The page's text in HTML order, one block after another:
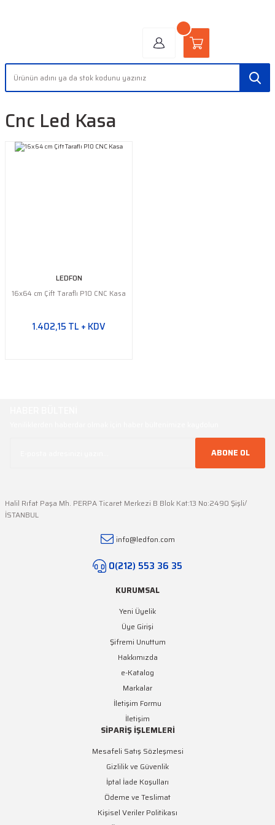
Cnc Led Kasa
LEDFON
16x64 cm Çift Taraflı P10 CNC Kasa
1.402,15 TL + KDV
ABONE OL
Halil Rıfat Paşa Mh. PERPA Ticaret Merkezi B Blok Kat:13 No:2490 Şişli/
İSTANBUL
info@ledfon.com
0(212) 553 36 35
KURUMSAL
Yeni Üyelik
Üye Girişi
Şifremi Unuttum
Hakkımızda
e-Katalog
Markalar
İletişim Formu
İletişim
SİPARİŞ İŞLEMLERİ
Mesafeli Satış Sözleşmesi
Gizlilik ve Güvenlik
İptal İade Koşulları
Ödeme ve Teslimat
Kişisel Veriler Politikası